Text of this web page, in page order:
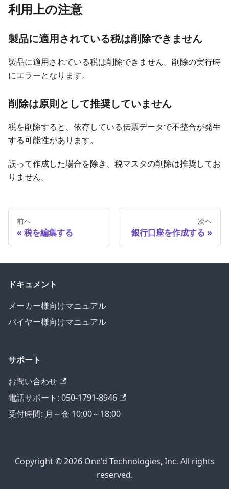
利用上の注意
製品に適用されている税は削除できません
製品に適用されている税は削除できません。削除の実行時
にエラーとなります。
削除は原則として推奨していません
税を削除すると、依存している伝票データで不整合が発生
する可能性があります。
誤って作成した場合を除き、税マスタの削除は推奨してお
りません。
前へ
税を編集する
次へ
銀行口座を作成する
ドキュメント
メーカー様向けマニュアル
バイヤー様向けマニュアル
サポート
お問い合わせ
電話サポート: 050-1791-8946
受付時間: 月～金 10:00～18:00
Copyright © 2026 One'd Technologies, Inc. All rights
reserved.